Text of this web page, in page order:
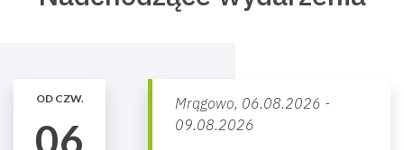
OD CZW.
06
Mrągowo, 06.08.2026 -
09.08.2026